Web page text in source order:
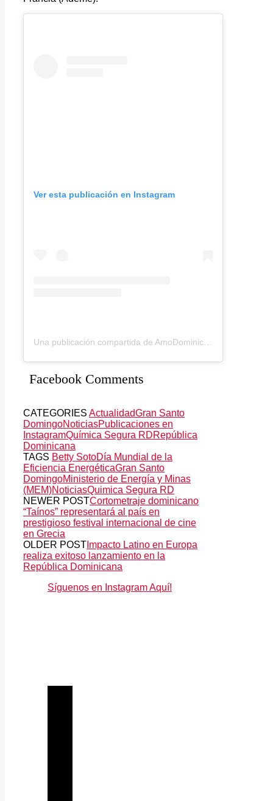
Ver esta publicación en Instagram
Una publicación compartida de AmoDominicana (@amodominicana)
Facebook Comments
CATEGORIES ActualidadGran Santo
DomingoNoticiasPublicaciones en
InstagramQuímica Segura RDRepública
Dominicana
TAGS Betty SotoDía Mundial de la
Eficiencia EnergéticaGran Santo
DomingoMinisterio de Energía y Minas
(MEM)NoticiasQuimica Segura RD
NEWER POSTCortometraje dominicano
“Taínos” representará al país en
prestigioso festival internacional de cine
en Grecia
OLDER POST Impacto Latino en Europa
realiza exitoso lanzamiento en la
República Dominicana
Síguenos en Instagram Aquí!